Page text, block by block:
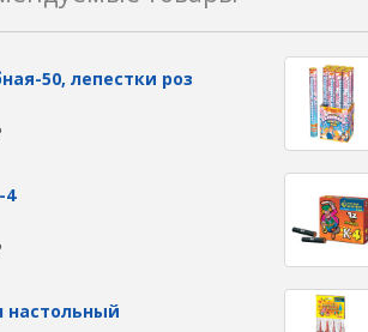
50, лепестки роз
4
настольный